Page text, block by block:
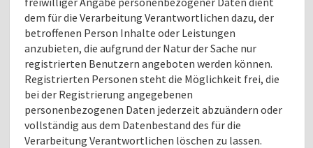
dem für die Verarbeitung Verantwortlichen dazu, der
betroffenen Person Inhalte oder Leistungen
anzubieten, die aufgrund der Natur der Sache nur
registrierten Benutzern angeboten werden können.
Registrierten Personen steht die Möglichkeit frei, die
bei der Registrierung angegebenen
personenbezogenen Daten jederzeit abzuändern oder
vollständig aus dem Datenbestand des für die
Verarbeitung Verantwortlichen löschen zu lassen.